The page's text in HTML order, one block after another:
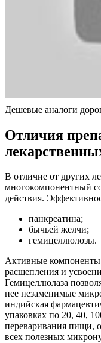
Дешевые аналоги
Отличия
В отличие от других
многокомпонентный
действия.
панкреатина;
бычьей желчи;
гемицеллюлозы.
Активные
расщепления и
Гемицеллюлаза
нее незаменимые
индийская
упаковках по 20, 40,
переваривания пищи,
всех полезных